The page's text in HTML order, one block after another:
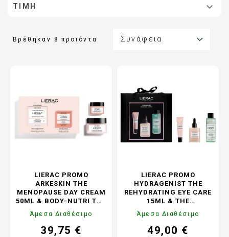
ΤΙΜΉ 
Βρέθηκαν 8 προϊόντα Συνάφεια 
LIERAC PROMO
ARKESKIN THE
MENOPAUSE DAY CREAM
50ML & BODY-NUTRI THE
SOS REPAIR BALM 30ML
Άμεσα Διαθέσιμο
Τιμή
39,75 €
LIERAC PROMO
HYDRAGENIST THE
REHYDRATING EYE CARE
15ML & THE
REHYDRATING SERUM
30ML & THE EYE MAKE-
UP REMOVER 100ML
Άμεσα Διαθέσιμο
Τιμή
49,00 €